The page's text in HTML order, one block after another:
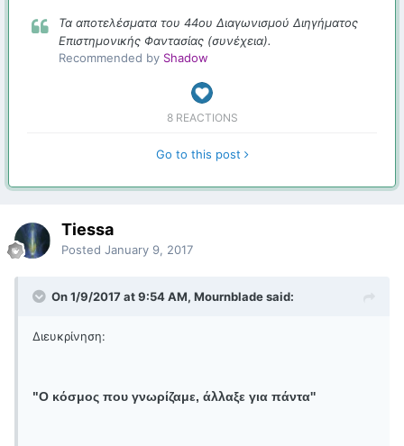
Τα αποτελέσματα του 44ου Διαγωνισμού Διηγήματος
Επιστημονικής Φαντασίας (συνέχεια).
Recommended by Shadow
8 REACTIONS
Go to this post
Tiessa
Posted January 9, 2017
On 1/9/2017 at 9:54 AM, Mournblade said:
Διευκρίνηση:
"Ο κόσμος που γνωρίζαμε, άλλαξε για πάντα''